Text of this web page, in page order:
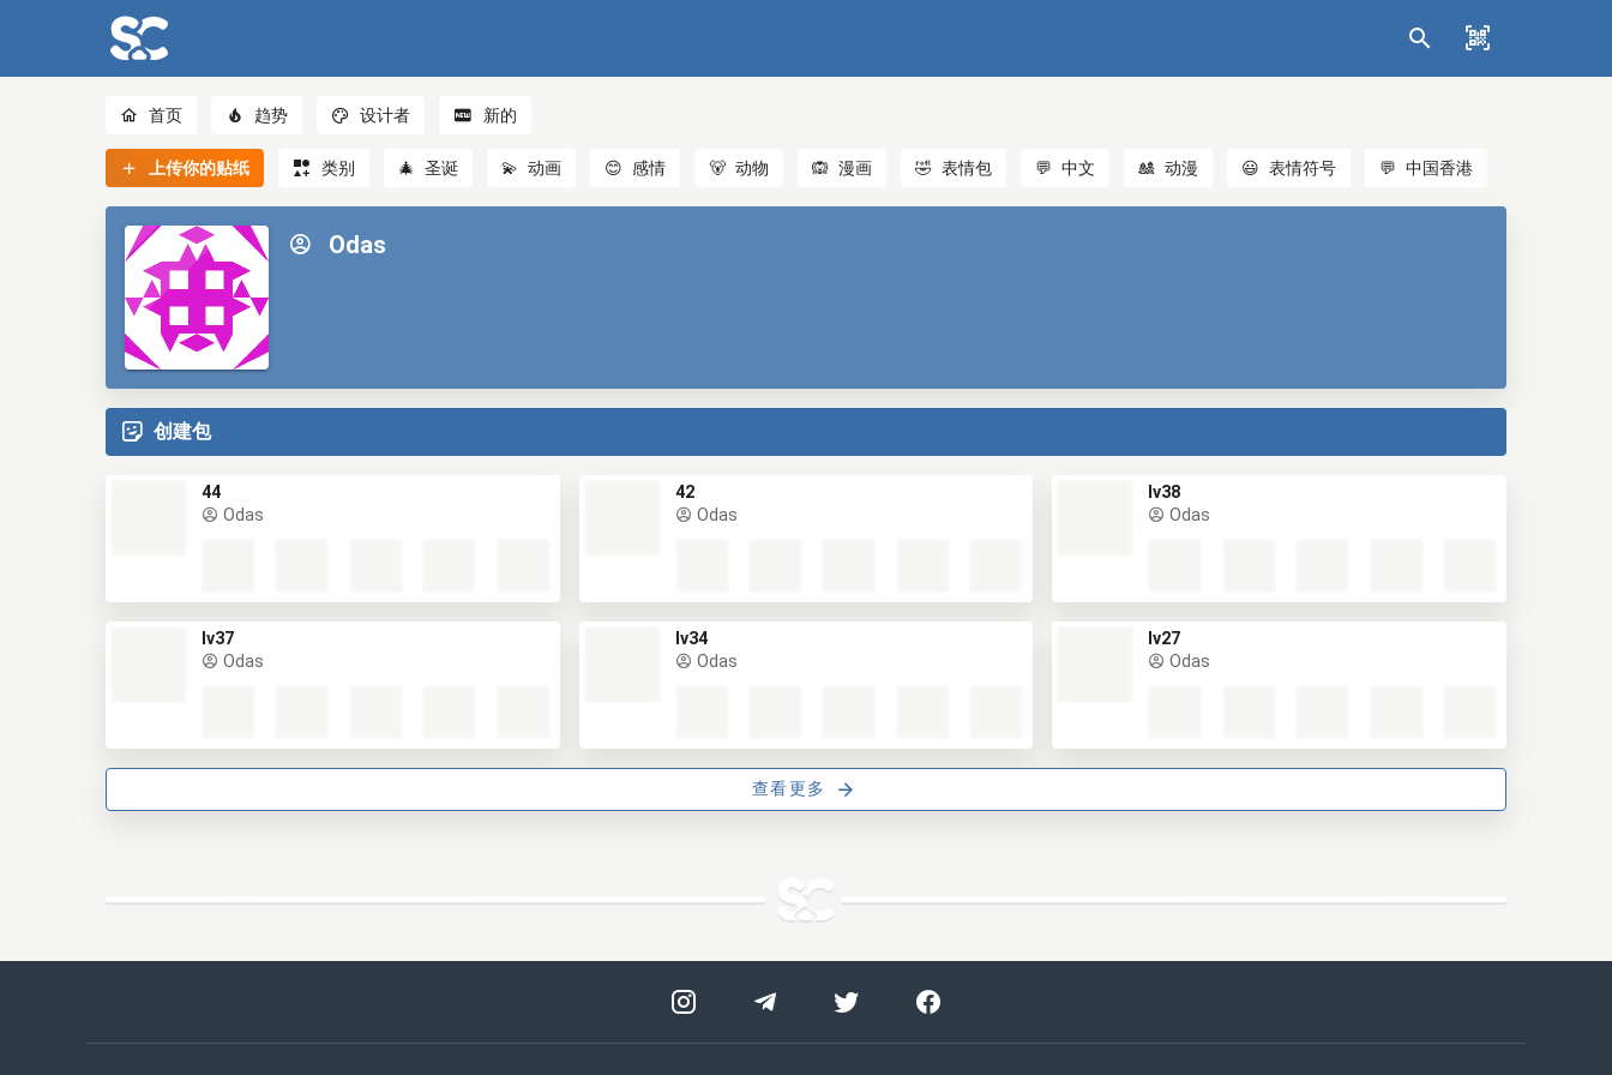
首页 趋势 设计者 新的
上传你的贴纸 类别 🎄 圣诞 💫 动画 😊 感情 🐻 动物 🙉 漫画 🤣 表情包 💬 中文 🎎 动漫 😃 表情符号 💬 中国香港
Odas
创建包
44
Odas
42
Odas
lv38
Odas
lv37
Odas
lv34
Odas
lv27
Odas
查看更多